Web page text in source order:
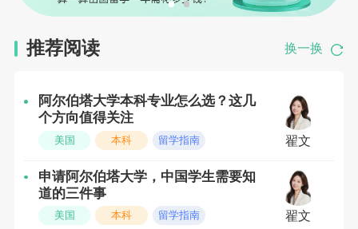
地理环境与语言环境优良；
毕业率再次上升，在2022/23学年，98.1%
的人从SD42学区毕业；
推荐阅读 换一换
阿尔伯塔大学本科专业怎么选？这几
个方向值得关注
美国 本科 留学指南 翟文
申请阿尔伯塔大学，中国学生需要知
道的三件事
美国 本科 留学指南 翟文